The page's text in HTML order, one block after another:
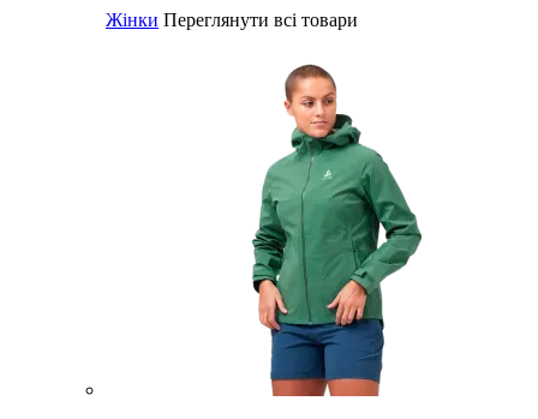
Жінки Переглянути всі товари